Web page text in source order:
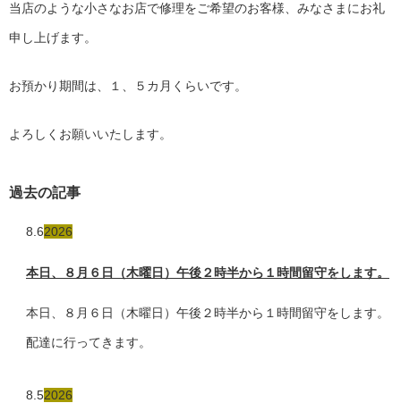
当店のような小さなお店で修理をご希望のお客様、みなさまにお礼
申し上げます。
お預かり期間は、１、５カ月くらいです。
よろしくお願いいたします。
過去の記事
8.62026
本日、８月６日（木曜日）午後２時半から１時間留守をします。
本日、８月６日（木曜日）午後２時半から１時間留守をします。
配達に行ってきます。
8.52026